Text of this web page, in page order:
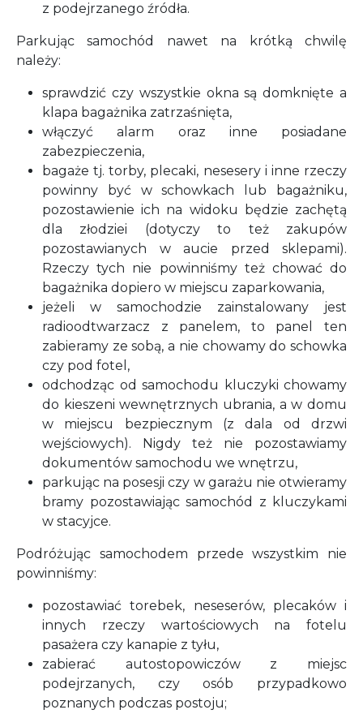
z podejrzanego źródła.
Parkując samochód nawet na krótką chwilę
należy:
sprawdzić czy wszystkie okna są domknięte a
klapa bagażnika zatrzaśnięta,
włączyć alarm oraz inne posiadane
zabezpieczenia,
bagaże tj. torby, plecaki, nesesery i inne rzeczy
powinny być w schowkach lub bagażniku,
pozostawienie ich na widoku będzie zachętą
dla złodziei (dotyczy to też zakupów
pozostawianych w aucie przed sklepami).
Rzeczy tych nie powinniśmy też chować do
bagażnika dopiero w miejscu zaparkowania,
jeżeli w samochodzie zainstalowany jest
radioodtwarzacz z panelem, to panel ten
zabieramy ze sobą, a nie chowamy do schowka
czy pod fotel,
odchodząc od samochodu kluczyki chowamy
do kieszeni wewnętrznych ubrania, a w domu
w miejscu bezpiecznym (z dala od drzwi
wejściowych). Nigdy też nie pozostawiamy
dokumentów samochodu we wnętrzu,
parkując na posesji czy w garażu nie otwieramy
bramy pozostawiając samochód z kluczykami
w stacyjce.
Podróżując samochodem przede wszystkim nie
powinniśmy:
pozostawiać torebek, neseserów, plecaków i
innych rzeczy wartościowych na fotelu
pasażera czy kanapie z tyłu,
zabierać autostopowiczów z miejsc
podejrzanych, czy osób przypadkowo
poznanych podczas postoju;